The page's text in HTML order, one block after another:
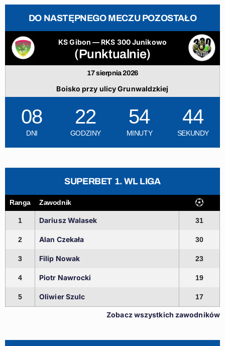
DO NASTĘPNEGO MECZU POZOSTAŁO
KS Gibon — RKS 300 Junikowo
(Punktualnie)
17 sierpnia 2026
Boisko przy ulicy Grunwaldzkiej
08
DNI
22
GODZINY
54
MINUTY
43
SEKUNDY
SUPERBET 1. WL LIGA
Ranga Zawodnik
1 Dariusz Walasek 31
2 Alan Czekała 30
3 Filip Nowak 23
4 Piotr Nawrocki 19
5 Oliwier Szulc 17
Zobacz wszystkich zawodników